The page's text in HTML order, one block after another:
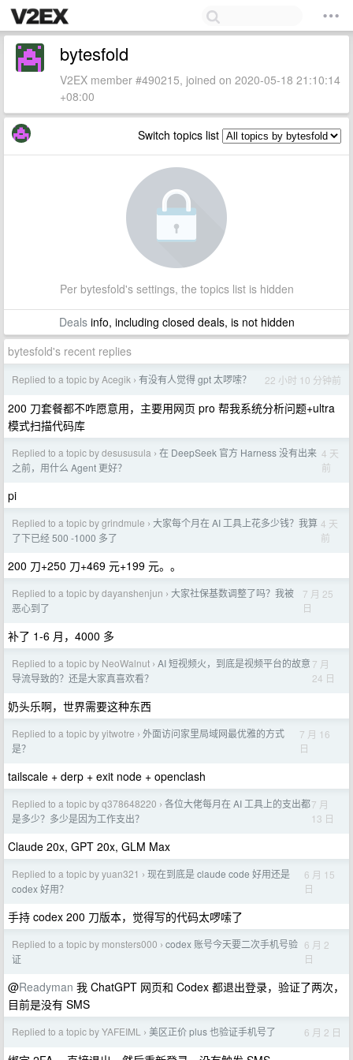
bytesfold
V2EX member #490215, joined on 2020-05-18 21:10:14
+08:00
Switch topics list
Per bytesfold's settings, the topics list is hidden
Dealsinfo, including closed deals, is not hidden
bytesfold's recent replies
Replied to a topic by Acegik › 有没有人觉得 gpt 太啰嗦？ 22 小时 10 分钟前
200 刀套餐都不咋愿意用，主要用网页 pro 帮我系统分析问题+ultra
模式扫描代码库
Replied to a topic by desususula › 在 DeepSeek 官方 Harness 没有出来
之前，用什么 Agent 更好？
4 天
前
pi
Replied to a topic by grindmule › 大家每个月在 AI 工具上花多少钱？我算
了下已经 500 -1000 多了
4 天
前
200 刀+250 刀+469 元+199 元。。
Replied to a topic by dayanshenjun › 大家社保基数调整了吗？我被
恶心到了
7 月 25
日
补了 1-6 月，4000 多
Replied to a topic by NeoWalnut › AI 短视频火，到底是视频平台的故意
导流导致的？还是大家真喜欢看？
7 月
24 日
奶头乐啊，世界需要这种东西
Replied to a topic by yitwotre › 外面访问家里局域网最优雅的方式
是？
7 月 16
日
tailscale + derp + exit node + openclash
Replied to a topic by q378648220 › 各位大佬每月在 AI 工具上的支出都
是多少？多少是因为工作支出？
7 月
13 日
Claude 20x, GPT 20x, GLM Max
Replied to a topic by yuan321 › 现在到底是 claude code 好用还是
codex 好用？
6 月 15
日
手持 codex 200 刀版本，觉得写的代码太啰嗦了
Replied to a topic by monsters000 › codex 账号今天要二次手机号验
证
6 月 2
日
@Readyman 我 ChatGPT 网页和 Codex 都退出登录，验证了两次，
目前是没有 SMS
Replied to a topic by YAFEIML › 美区正价 plus 也验证手机号了 6 月 2 日